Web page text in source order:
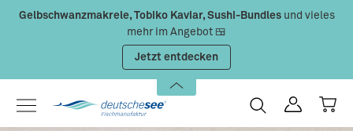
Zum Hauptinhalt springen
Gelbschwanzmakrele, Tobiko Kaviar, Sushi-Bundlesund vieles
mehr im Angebot 🍱
Jetzt entdecken